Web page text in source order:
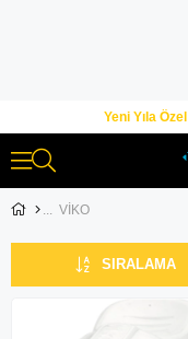
Yeni Yıla
VİKO
SIRALAMA